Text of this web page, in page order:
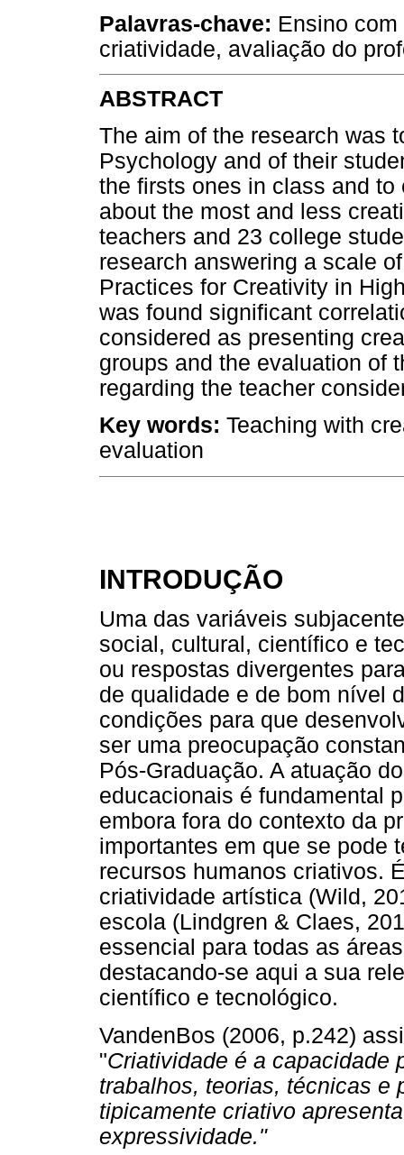
Palavras-chave: Ensino
criatividade, avaliação do
ABSTRACT
The aim of the research was
Psychology and of their
the firsts ones in class and
about the most and less
teachers and 23 college
research answering a scale
Practices for Creativity in
was found significant
considered as presenting
groups and the evaluation of
regarding the teacher
Key words: Teaching with
evaluation
INTRODUÇÃO
Uma das variáveis
social, cultural, científico e
ou respostas divergentes
de qualidade e de bom nível
condições para que
ser uma preocupação
Pós-Graduação. A atuação
educacionais é fundamental
embora fora do contexto da
importantes em que se pode
recursos humanos criativos.
criatividade artística (Wild,
escola (Lindgren & Claes,
essencial para todas as
destacando-se aqui a sua
científico e tecnológico.
VandenBos (2006, p.242)
"Criatividade é a capacidade
trabalhos, teorias, técnicas e
tipicamente criativo
expressividade."